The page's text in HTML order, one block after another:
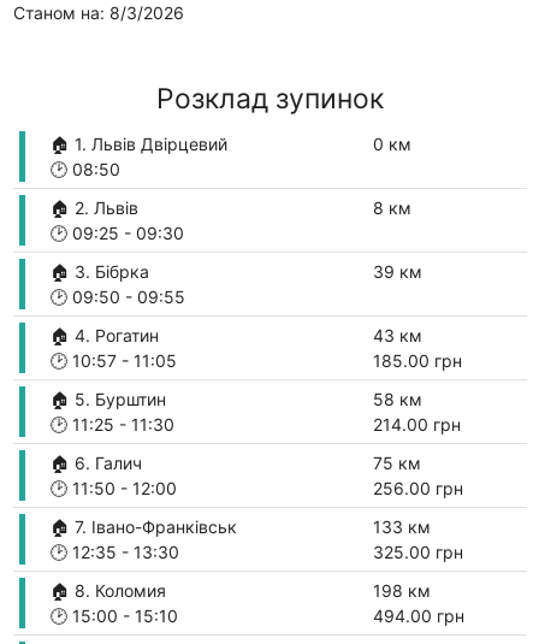
Станом на: 8/3/2026
Розклад зупинок
🏠 1. Львів Двірцевий
🕑08:50
0 км
🏠 2. Львів
🕑09:25 - 09:30
8 км
🏠 3. Бібрка
🕑09:50 - 09:55
39 км
🏠 4. Рогатин
🕑10:57 - 11:05
43 км
185.00 грн
🏠 5. Бурштин
🕑11:25 - 11:30
58 км
214.00 грн
🏠 6. Галич
🕑11:50 - 12:00
75 км
256.00 грн
🏠 7. Івано-Франківськ
🕑12:35 - 13:30
133 км
325.00 грн
🏠 8. Коломия
🕑15:00 - 15:10
198 км
494.00 грн